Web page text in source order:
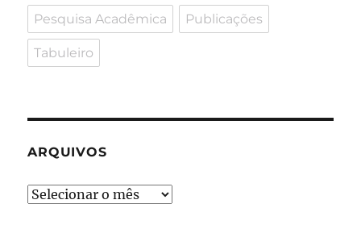
Pesquisa Acadêmica Publicações
Tabuleiro
ARQUIVOS
Arquivos